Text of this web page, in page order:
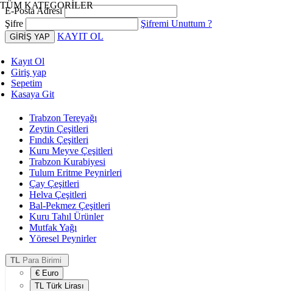
E-Posta Adresi
Şifre
Şifremi Unuttum ?
KAYIT OL
Kayıt Ol
Giriş yap
Sepetim
Kasaya Git
Trabzon Tereyağı
Zeytin Çeşitleri
Fındık Çeşitleri
Kuru Meyve Çeşitleri
Trabzon Kurabiyesi
Tulum Eritme Peynirleri
Çay Çeşitleri
Helva Çeşitleri
Bal-Pekmez Çeşitleri
Kuru Tahıl Ürünler
Mutfak Yağı
Yöresel Peynirler
TL Para Birimi
€ Euro
TL Türk Lirası
TÜM KATEGORİLER